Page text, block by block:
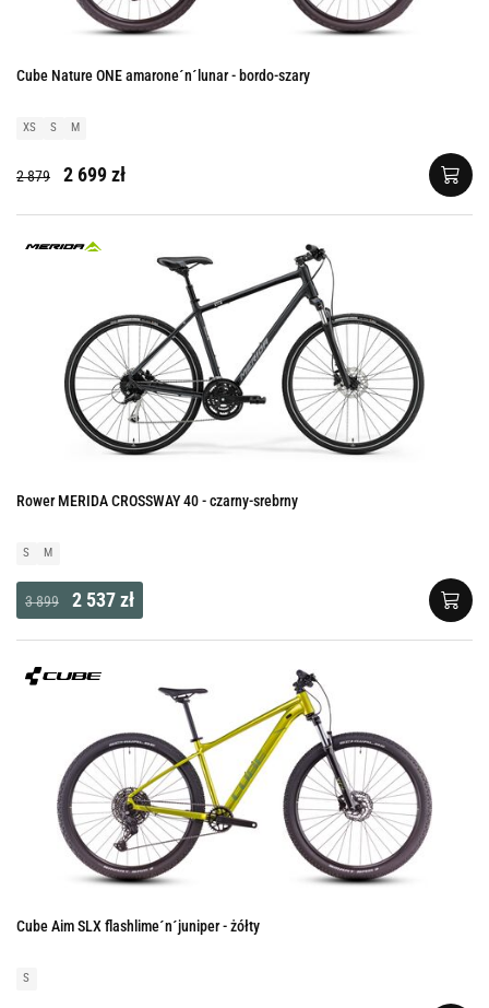
Cube Nature ONE amarone´n´lunar - bordo-szary
XS S M
2 879 2 699 zł
Rower MERIDA CROSSWAY 40 - czarny-srebrny
S M
3 899 2 537 zł
Cube Aim SLX flashlime´n´juniper - żółty
S